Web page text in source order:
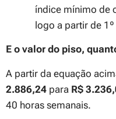
índice mínimo de
logo a partir de
E o valor do piso,
A partir da equação
2.886,24 para R$
40 horas semanais.